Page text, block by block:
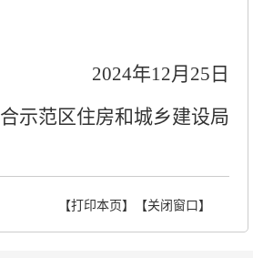
2024年12月25日
示范区住房和城乡建设局
【打印本页】 【关闭窗口】